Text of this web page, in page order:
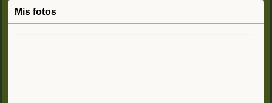
Mis fotos